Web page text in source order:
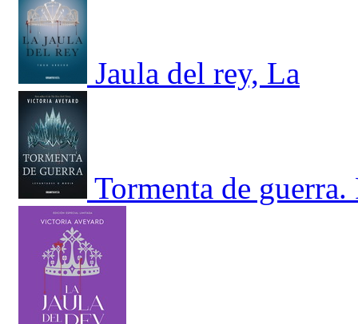
Jaula del rey, La
Tormenta de